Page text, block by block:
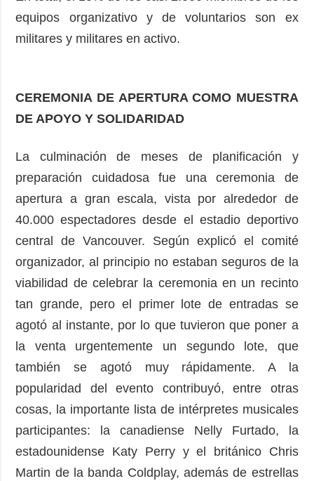
equipos organizativo y de voluntarios son ex
militares y militares en activo.
CEREMONIA DE APERTURA COMO MUESTRA
DE APOYO Y SOLIDARIDAD
La culminación de meses de planificación y
preparación cuidadosa fue una ceremonia de
apertura a gran escala, vista por alrededor de
40.000 espectadores desde el estadio deportivo
central de Vancouver. Según explicó el comité
organizador, al principio no estaban seguros de la
viabilidad de celebrar la ceremonia en un recinto
tan grande, pero el primer lote de entradas se
agotó al instante, por lo que tuvieron que poner a
la venta urgentemente un segundo lote, que
también se agotó muy rápidamente. A la
popularidad del evento contribuyó, entre otras
cosas, la importante lista de intérpretes musicales
participantes: la canadiense Nelly Furtado, la
estadounidense Katy Perry y el británico Chris
Martin de la banda Coldplay, además de estrellas